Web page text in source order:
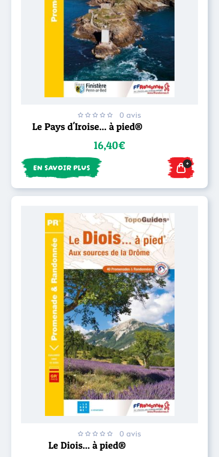
0 avis
Le Pays d'Iroise... à pied®
16,40€
EN SAVOIR PLUS +
0 avis
Le Diois... à pied®